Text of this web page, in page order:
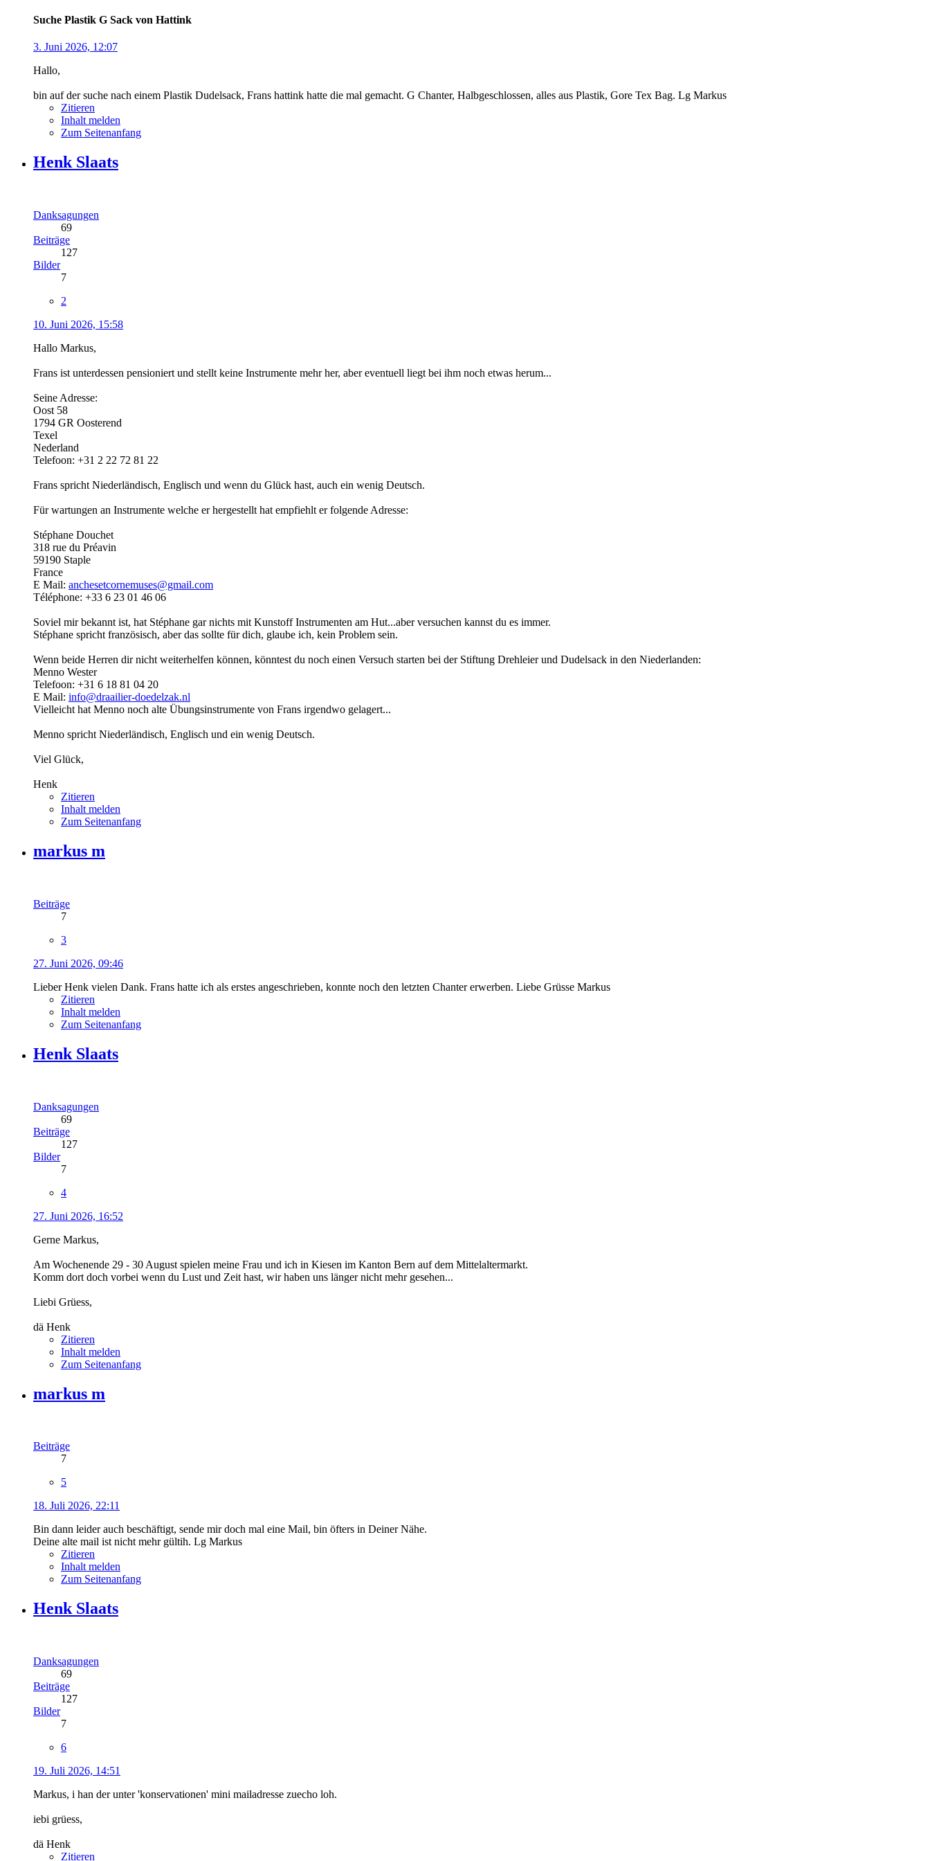
Suche Plastik G Sack von Hattink
3. Juni 2026, 12:07
Hallo,
bin auf der suche nach einem Plastik Dudelsack, Frans hattink hatte die mal gemacht. G Chanter, Halbgeschlossen, alles aus Plastik, Gore Tex Bag. Lg Markus
Zitieren
Inhalt melden
Zum Seitenanfang
Henk Slaats
Danksagungen
69
Beiträge
127
Bilder
7
2
10. Juni 2026, 15:58
Hallo Markus,
Frans ist unterdessen pensioniert und stellt keine Instrumente mehr her, aber eventuell liegt bei ihm noch etwas herum...
Seine Adresse:
Oost 58
1794 GR Oosterend
Texel
Nederland
Telefoon: +31 2 22 72 81 22
Frans spricht Niederländisch, Englisch und wenn du Glück hast, auch ein wenig Deutsch.
Für wartungen an Instrumente welche er hergestellt hat empfiehlt er folgende Adresse:
Stéphane Douchet
318 rue du Préavin
59190 Staple
France
E Mail: anchesetcornemuses@gmail.com
Téléphone: +33 6 23 01 46 06
Soviel mir bekannt ist, hat Stéphane gar nichts mit Kunstoff Instrumenten am Hut...aber versuchen kannst du es immer.
Stéphane spricht französisch, aber das sollte für dich, glaube ich, kein Problem sein.
Wenn beide Herren dir nicht weiterhelfen können, könntest du noch einen Versuch starten bei der Stiftung Drehleier und Dudelsack in den Niederlanden:
Menno Wester
Telefoon: +31 6 18 81 04 20
E Mail: info@draailier-doedelzak.nl
Vielleicht hat Menno noch alte Übungsinstrumente von Frans irgendwo gelagert...
Menno spricht Niederländisch, Englisch und ein wenig Deutsch.
Viel Glück,
Henk
Zitieren
Inhalt melden
Zum Seitenanfang
markus m
Beiträge
7
3
27. Juni 2026, 09:46
Lieber Henk vielen Dank. Frans hatte ich als erstes angeschrieben, konnte noch den letzten Chanter erwerben. Liebe Grüsse Markus
Zitieren
Inhalt melden
Zum Seitenanfang
Henk Slaats
Danksagungen
69
Beiträge
127
Bilder
7
4
27. Juni 2026, 16:52
Gerne Markus,
Am Wochenende 29 - 30 August spielen meine Frau und ich in Kiesen im Kanton Bern auf dem Mittelaltermarkt.
Komm dort doch vorbei wenn du Lust und Zeit hast, wir haben uns länger nicht mehr gesehen...
Liebi Grüess,
dä Henk
Zitieren
Inhalt melden
Zum Seitenanfang
markus m
Beiträge
7
5
18. Juli 2026, 22:11
Bin dann leider auch beschäftigt, sende mir doch mal eine Mail, bin öfters in Deiner Nähe.
Deine alte mail ist nicht mehr gültih. Lg Markus
Zitieren
Inhalt melden
Zum Seitenanfang
Henk Slaats
Danksagungen
69
Beiträge
127
Bilder
7
6
19. Juli 2026, 14:51
Markus, i han der unter 'konservationen' mini mailadresse zuecho loh.
iebi grüess,
dä Henk
Zitieren